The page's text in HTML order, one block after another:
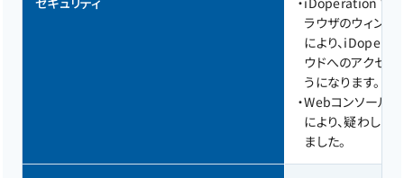
ラウザのウィンド
により、
ウドへのアクセ
うになります。
・Webコンソール
により、疑わしい
ました。